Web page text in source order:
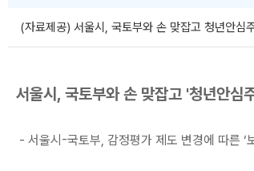
(자료제공) 서울시, 국토부와 손 맞잡고 청년안
서울시, 국토부와 손 맞잡고 '청년안심
- 서울시-국토부, 감정평가 제도 변경에 따른 ‘